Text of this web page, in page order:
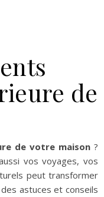
de
de votre maison?
vos voyages, vos
peut transformer
astuces et conseils